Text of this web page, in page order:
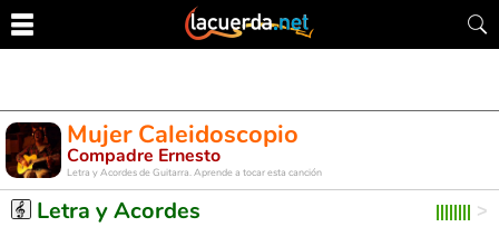
Mujer Caleidoscopio
Compadre Ernesto
Letra y Acordes de Guitarra. Aprende a tocar esta canción
Letra y Acordes